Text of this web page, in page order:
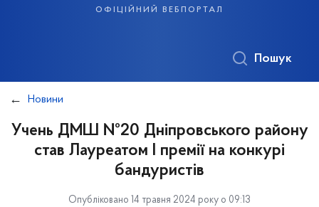
офіційний вебпортал
Пошук
Новини
Учень ДМШ №20 Дніпровського району
став Лауреатом І премії на конкурі
бандуристів
Опубліковано 14 травня 2024 року о 09:13